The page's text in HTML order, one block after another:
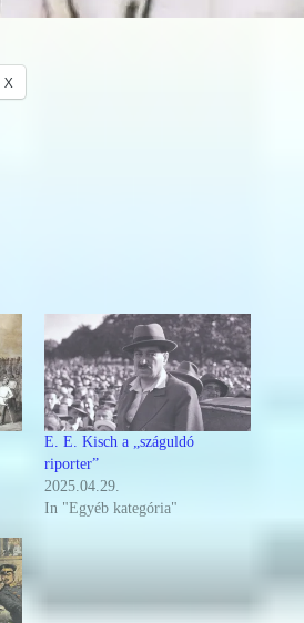
X
E. E. Kisch a „száguldó
riporter”
2025.04.29.
In "Egyéb kategória"